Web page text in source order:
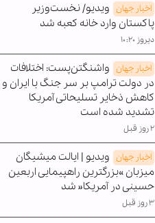
اخبار جهان ویدیو/ نخست‌وزیر
پاکستان وارد خانه کعبه شد
دیروز ۱۰:۲۰
اخبار جهان واشنگتن‌پست: اختلافات
در دولت ترامپ بر سر جنگ با ایران و
کاهش ذخایر تسلیحاتی آمریکا
تشدید شده است
۲ روز قبل
اخبار جهان ویدیو | ایالت میشیگان
میزبان »بزرگترین راهپیمایی اربعین
حسینی در آمریکا« شد
۳ روز قبل